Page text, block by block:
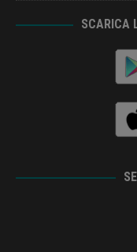
SCARICA